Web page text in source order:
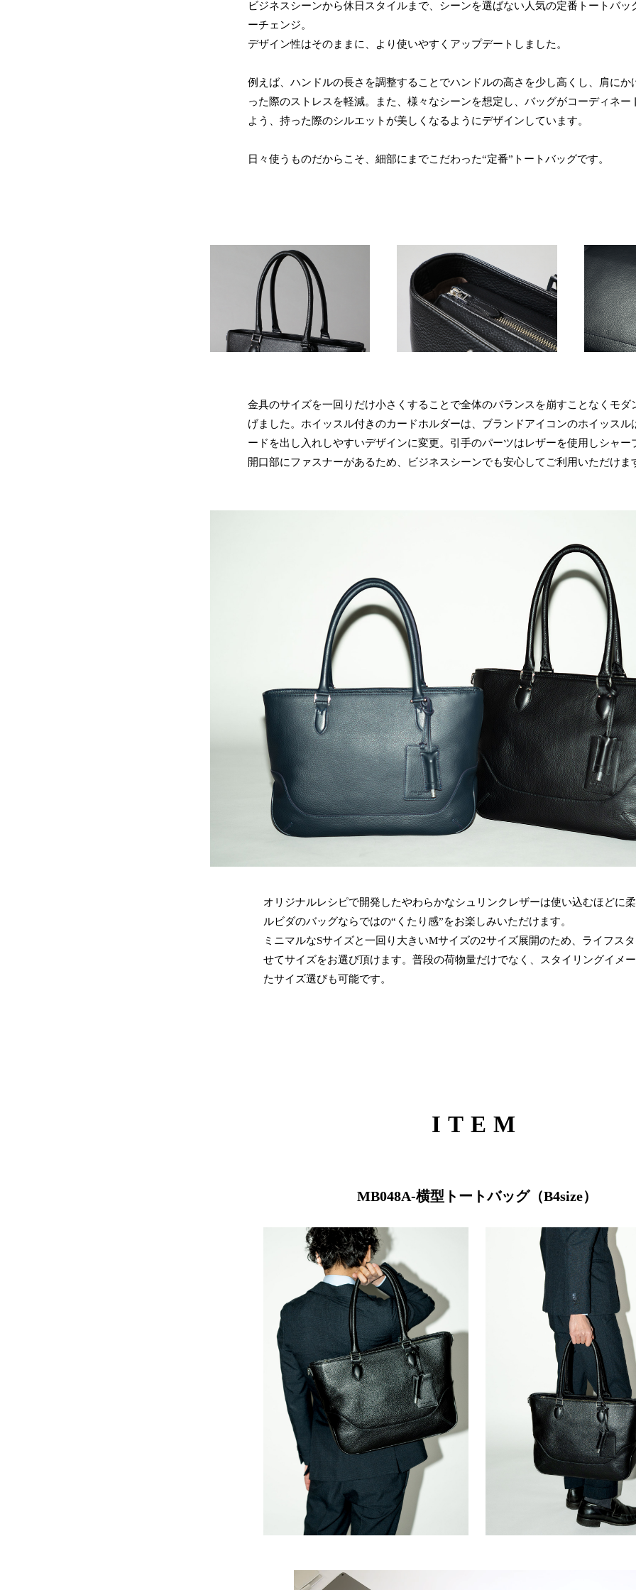
ビジネスシーンから休日スタイルまで、シーンを選ばない人気の定番トートバッ
ーチェンジ。
デザイン性はそのままに、より使いやすくアップデートしました。
例えば、ハンドルの長さを調整することでハンドルの高さを少し高くし、肩にか
った際のストレスを軽減。また、様々なシーンを想定し、バッグがコーディネー
よう、持った際のシルエットが美しくなるようにデザインしています。
日々使うものだからこそ、細部にまでこだわった“定番”トートバッグです。
金具のサイズを一回りだけ小さくすることで全体のバランスを崩すことなくモダ
げました。ホイッスル付きのカードホルダーは、ブランドアイコンのホイッスル
ードを出し入れしやすいデザインに変更。引手のパーツはレザーを使用しシャー
開口部にファスナーがあるため、ビジネスシーンでも安心してご利用いただけま
オリジナルレシピで開発したやわらかなシュリンクレザーは使い込むほどに
ルビダのバッグならではの“くたり感”をお楽しみいただけます。
ミニマルなSサイズと一回り大きいMサイズの2サイズ展開のため、ライフス
せてサイズをお選び頂けます。普段の荷物量だけでなく、スタイリングイメ
たサイズ選びも可能です。
ITEM
MB048A-横型トートバッグ（B4size）